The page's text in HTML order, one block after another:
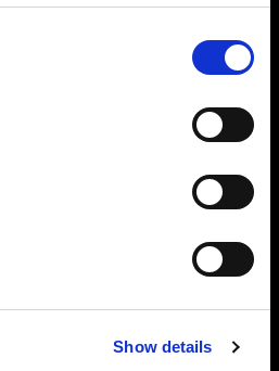
Show details
アでスタジオ
アとシームレスに連携で
トウェアスイートは、企
ートできるように設計さ